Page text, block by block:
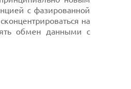
с фазированной
на
обмен данными с